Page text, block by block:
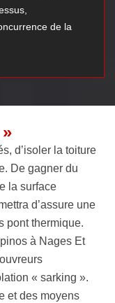
de la
d’isoler la toiture
De gagner du
la surface
d’assure une
pont thermique.
à Nages Et
« sarking ».
et des moyens